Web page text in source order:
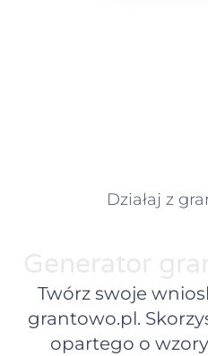
Działaj z
Twórz swoje
grantowo.pl.
opartego o